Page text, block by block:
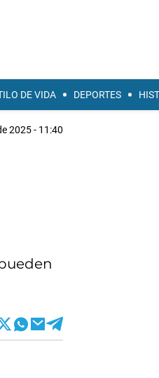
DE VIDA DEPORTES
2025 - 11:40